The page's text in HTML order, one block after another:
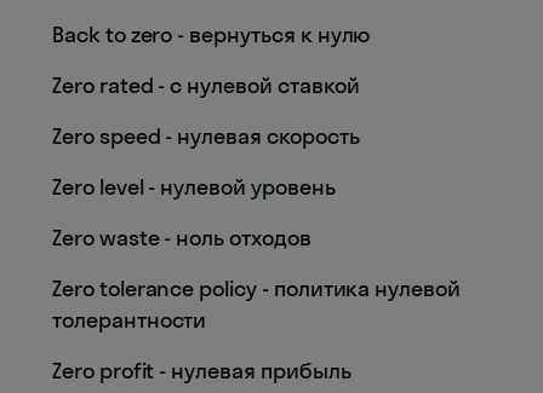
Back to zero - вернуться к нулю
Zero rated - с нулевой ставкой
Zero speed - нулевая скорость
Zero level - нулевой уровень
Zero waste - ноль отходов
Zero tolerance policy - политика нулевой
толерантности
Zero profit - нулевая прибыль